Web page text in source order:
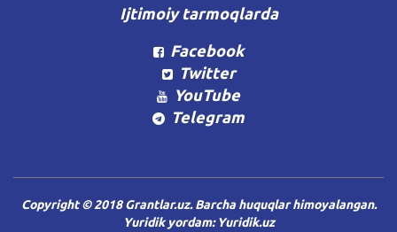
Ijtimoiy tarmoqlarda
Facebook
Twitter
YouTube
Telegram
Copyright © 2018 Grantlar.uz. Barcha huquqlar himoyalangan.
Yuridik yordam:Yuridik.uz